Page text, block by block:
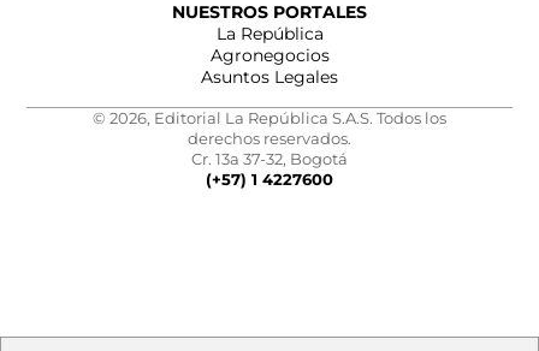
NUESTROS PORTALES
La República
Agronegocios
Asuntos Legales
© 2026, Editorial La República S.A.S. Todos los
derechos reservados.
Cr. 13a 37-32, Bogotá
(+57) 1 4227600